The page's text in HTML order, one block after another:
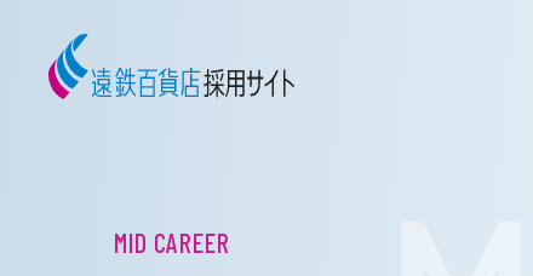
MID CAREER